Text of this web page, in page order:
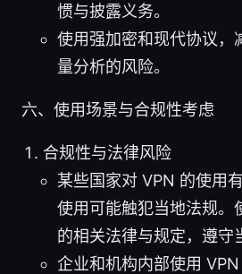
惯与披露义务。
使用强加密和现代协议，
量分析的风险。
六、使用场景与合规性考虑
合规性与法律风险
某些国家对 VPN 的使用
使用可能触犯当地法规。
的相关法律与规定，遵守
企业和机构内部使用